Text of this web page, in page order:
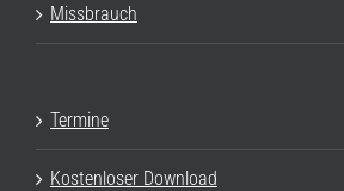
Missbrauch
Termine
Kostenloser Download